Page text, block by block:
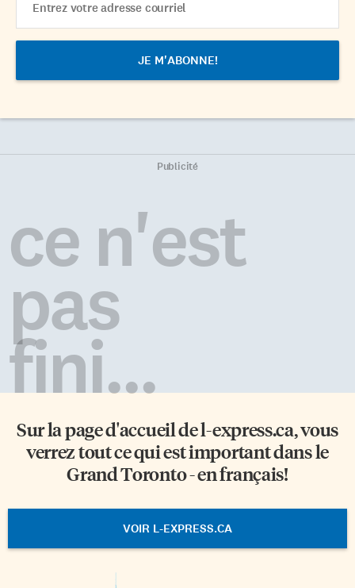
Address
Publicité
ce n'est
pas
fini...
Sur la page d'accueil del-express.ca, vous
verrez tout ce qui est important dans le
Grand Toronto - en français!
VOIR L-EXPRESS.CA